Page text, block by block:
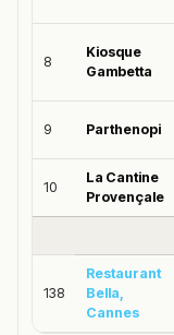
8
Kiosque
Gambetta
9 Parthenopi
10
La Cantine
Provençale
138
Restaurant
Bella,
Cannes